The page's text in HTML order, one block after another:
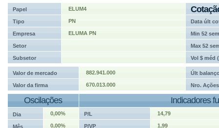
Papel ELUM4
Tipo PN Data últ
Empresa ELUMA PN Min 52 sem
Setor Max 52
Subsetor Vol $ méd
Valor de mercado 882.941.000 Últ
Valor da firma 670.013.000 Nro. Ações
Oscilações Indicadores
Dia 0,00% P/L 14,79
Mês 0,00% P/VP 1,99